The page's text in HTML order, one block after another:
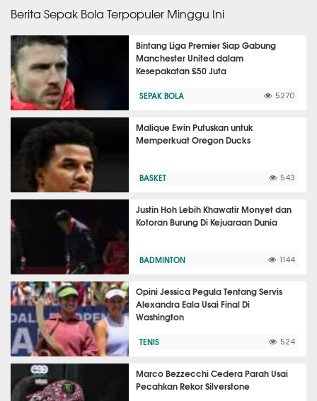
Berita Sepak Bola Terpopuler Minggu Ini
Bintang Liga Premier Siap Gabung
Manchester United dalam
Kesepakatan £50 Juta
SEPAK BOLA 5270
Malique Ewin Putuskan untuk
Memperkuat Oregon Ducks
BASKET 543
Justin Hoh Lebih Khawatir Monyet dan
Kotoran Burung Di Kejuaraan Dunia
BADMINTON 1144
Opini Jessica Pegula Tentang Servis
Alexandra Eala Usai Final Di
Washington
TENIS 524
Marco Bezzecchi Cedera Parah Usai
Pecahkan Rekor Silverstone